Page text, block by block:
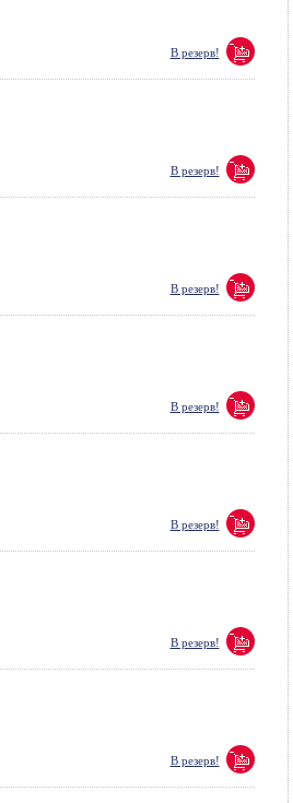
В резерв!
В резерв!
В резерв!
В резерв!
В резерв!
В резерв!
В резерв!